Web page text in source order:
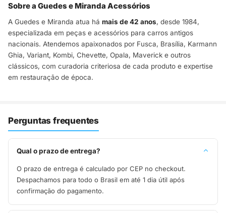
Sobre a Guedes e Miranda Acessórios
A Guedes e Miranda atua há mais de 42 anos, desde 1984,
especializada em peças e acessórios para carros antigos
nacionais. Atendemos apaixonados por Fusca, Brasília, Karmann
Ghia, Variant, Kombi, Chevette, Opala, Maverick e outros
clássicos, com curadoria criteriosa de cada produto e expertise
em restauração de época.
Perguntas frequentes
Qual o prazo de entrega?
O prazo de entrega é calculado por CEP no checkout.
Despachamos para todo o Brasil em até 1 dia útil após
confirmação do pagamento.